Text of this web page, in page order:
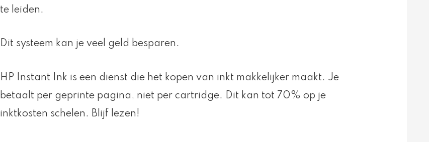
te leiden.
Dit systeem kan je veel geld besparen.
HP Instant Ink is een dienst die het kopen van inkt makkelijker maakt. Je
betaalt per geprinte pagina, niet per cartridge. Dit kan tot 70% op je
inktkosten schelen. Blijf lezen!